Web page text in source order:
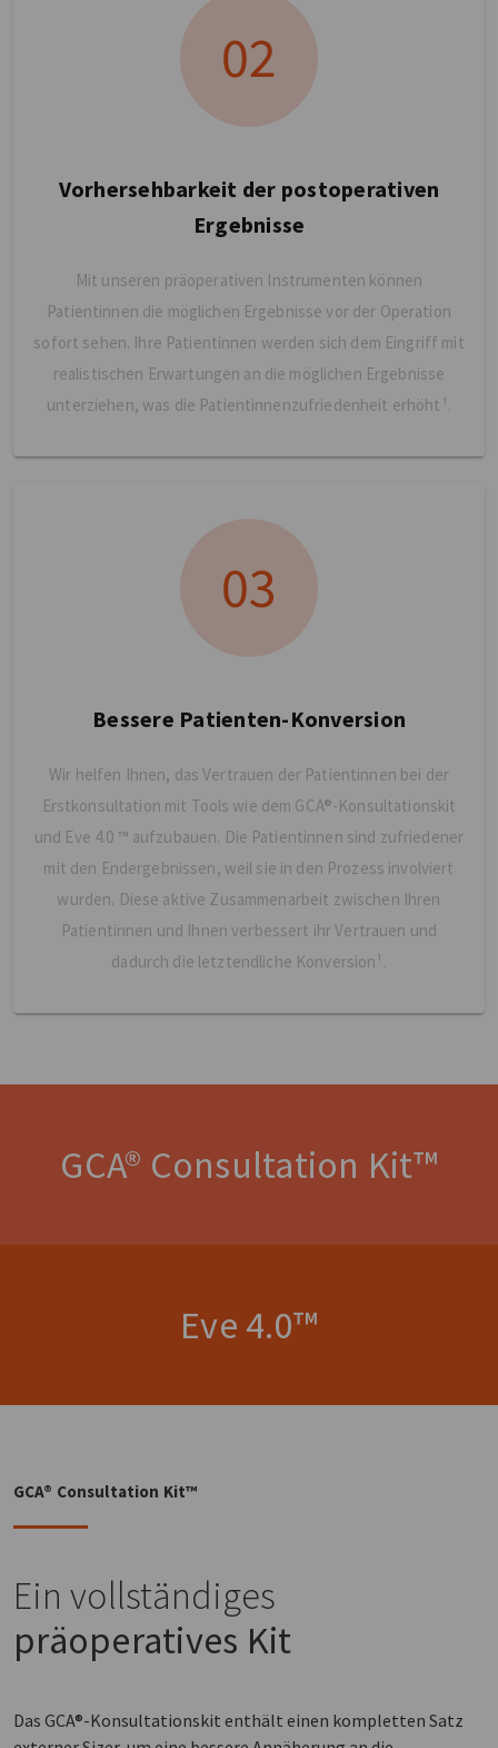
Vorhersehbarkeit der postoperativen
Ergebnisse
Mit unseren präoperativen Instrumenten können
Patientinnen die möglichen Ergebnisse vor der Operation
sofort sehen. Ihre Patientinnen werden sich dem Eingriff mit
realistischen Erwartungen an die möglichen Ergebnisse
unterziehen, was die Patientinnenzufriedenheit erhöht¹.
Bessere Patienten-Konversion
Wir helfen Ihnen, das Vertrauen der Patientinnen bei der
Erstkonsultation mit Tools wie dem GCA®-Konsultationskit
und Eve 4.0 ™ aufzubauen. Die Patientinnen sind zufriedener
mit den Endergebnissen, weil sie in den Prozess involviert
wurden. Diese aktive Zusammenarbeit zwischen Ihren
Patientinnen und Ihnen verbessert ihr Vertrauen und
dadurch die letztendliche Konversion¹.
GCA® Consultation Kit™
Eve 4.0™
GCA® Consultation Kit™
Ein vollständiges
präoperatives Kit
Das GCA®-Konsultationskit enthält einen kompletten Satz